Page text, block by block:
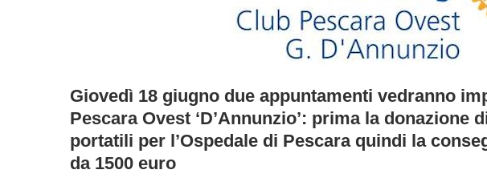
Giovedì 18 giugno due appuntamenti vedranno
Pescara Ovest ‘D’Annunzio’: prima la donazione
portatili per l’Ospedale di Pescara quindi la
da 1500 euro